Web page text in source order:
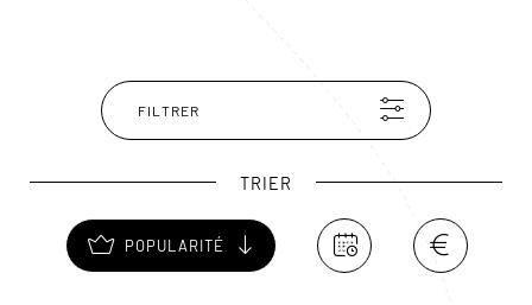
gothique Saint Michel. À proximité de la ville, ne
manquez pas la montagne de sel, un énorme gisement
de sel gemme exploité depuis l'Antiquité.
FILTRER
TRIER
POPULARITÉ